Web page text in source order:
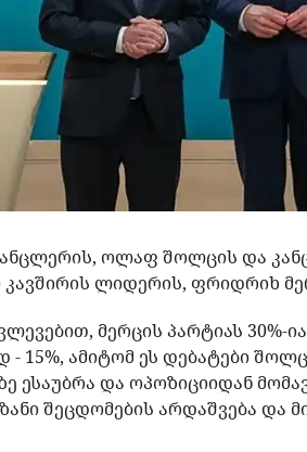
ოლაფ შოლცის და
ლიდერის, ფრიდრიხ
მერცის პარტიას 30%-
15%, ამიტომ ეს დებატები
ესაუბრა და ოპოზიციიდან
შეცდომების არდაშვება და